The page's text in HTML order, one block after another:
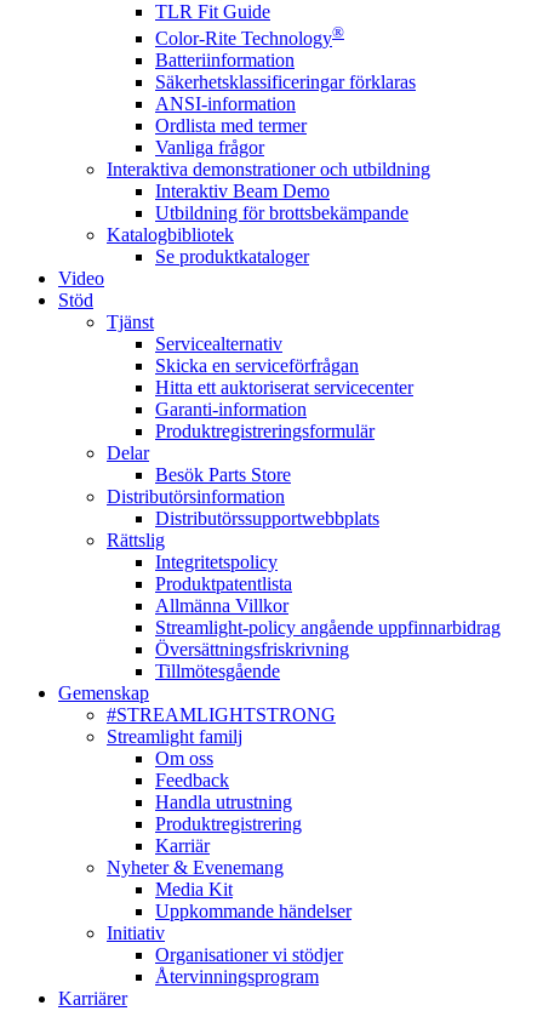
TLR Fit Guide
Color-Rite Technology®
Batteriinformation
Säkerhetsklassificeringar förklaras
ANSI-information
Ordlista med termer
Vanliga frågor
Interaktiva demonstrationer och utbildning
Interaktiv Beam Demo
Utbildning för brottsbekämpande
Katalogbibliotek
Se produktkataloger
Video
Stöd
Tjänst
Servicealternativ
Skicka en serviceförfrågan
Hitta ett auktoriserat servicecenter
Garanti-information
Produktregistreringsformulär
Delar
Besök Parts Store
Distributörsinformation
Distributörssupportwebbplats
Rättslig
Integritetspolicy
Produktpatentlista
Allmänna Villkor
Streamlight-policy angående uppfinnarbidrag
Översättningsfriskrivning
Tillmötesgående
Gemenskap
#STREAMLIGHTSTRONG
Streamlight familj
Om oss
Feedback
Handla utrustning
Produktregistrering
Karriär
Nyheter & Evenemang
Media Kit
Uppkommande händelser
Initiativ
Organisationer vi stödjer
Återvinningsprogram
Karriärer